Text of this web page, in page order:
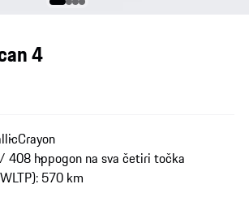
4
Crayon
408 hppogon na sva četiri točka
570 km